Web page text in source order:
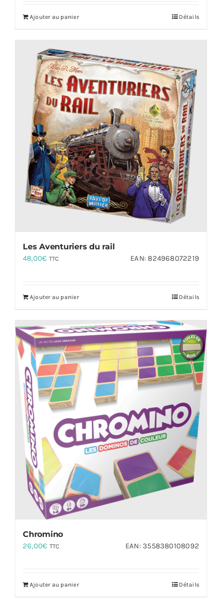
Ajouter au panier Détails
Les Aventuriers du rail
48,00€ TTC EAN:824968072219
Ajouter au panier Détails
Chromino
26,00€ TTC EAN:3558380108092
Ajouter au panier Détails